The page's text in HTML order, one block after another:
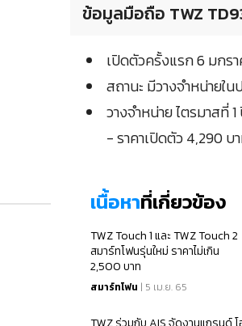
ข้อมูลมือถือ TWZ
เปิดตัวครั้งแรก 6 มกร
สถานะ มีวางจำหน่ายใน
วางจำหน่าย ไตรมาสที่
- ราคาเปิดตัว 4,290 บ
เนื้อหาที่เกี่ยวข้อง
TWZ Touch 1 และ TWZ Touch 2
สมาร์ทโฟนรุ่นใหม่ ราคาไม่เกิน
2,500 บาท
สมาร์ทโฟน | 5 เม.ย. 65